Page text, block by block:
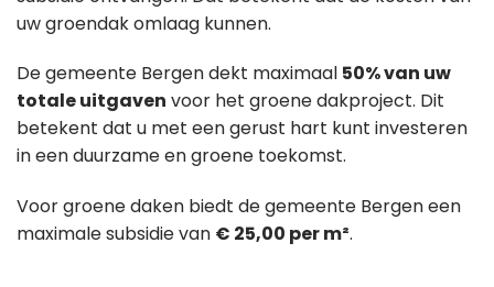
uw groendak omlaag kunnen.
De gemeente Bergen dekt maximaal 50% van uw
totale uitgaven voor het groene dakproject. Dit
betekent dat u met een gerust hart kunt investeren
in een duurzame en groene toekomst.
Voor groene daken biedt de gemeente Bergen een
maximale subsidie van € 25,00 per m².